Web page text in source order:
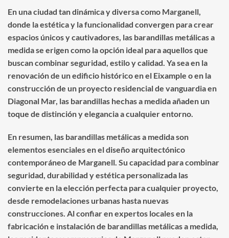
En una ciudad tan dinámica y diversa como Marganell,
donde la estética y la funcionalidad convergen para crear
espacios únicos y cautivadores, las barandillas metálicas a
medida se erigen como la opción ideal para aquellos que
buscan combinar seguridad, estilo y calidad. Ya sea en la
renovación de un edificio histórico en el Eixample o en la
construcción de un proyecto residencial de vanguardia en
Diagonal Mar, las barandillas hechas a medida añaden un
toque de distinción y elegancia a cualquier entorno.
En resumen, las barandillas metálicas a medida son
elementos esenciales en el diseño arquitectónico
contemporáneo de Marganell. Su capacidad para combinar
seguridad, durabilidad y estética personalizada las
convierte en la elección perfecta para cualquier proyecto,
desde remodelaciones urbanas hasta nuevas
construcciones. Al confiar en expertos locales en la
fabricación e instalación de barandillas metálicas a medida,